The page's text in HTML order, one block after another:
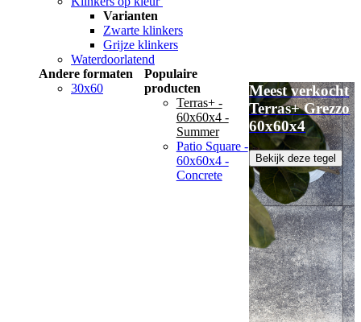
Varianten
Zwarte klinkers
Grijze klinkers
Waterdoorlatend
Andere formaten
30x60
Populaire
producten
Terras+ -
60x60x4 -
Summer
Patio Square -
60x60x4 -
Concrete
Meest verkocht
Terras+ Grezzo
60x60x4
Bekijk deze tegel